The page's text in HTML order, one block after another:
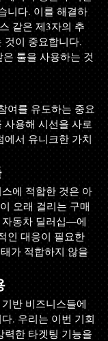
니다. 이를 해결하
같은 제3자의 추
것이 중요합니다.
툴을 사용하는 것
여를 유도하는 중요
사용해 시선을 사로
서 유니크한 가치
에 적합한 것은 아
오래 걸리는 구매
동차 딜러십—에
인 대응이 필요한
가 적합하지 않을
반 비즈니스들에
. 우리는 이번 기회
력한 타겟팅 기능을